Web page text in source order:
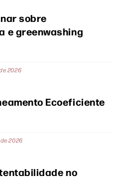
sobre
e greenwashing
2026
Ecoeficiente
2026
no